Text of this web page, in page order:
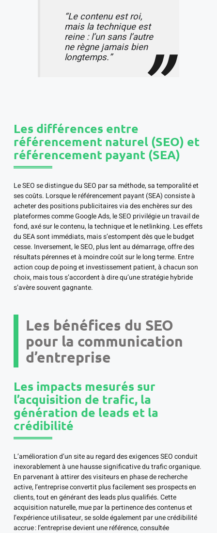
“Le contenu est roi,
mais la technique est
reine : l’un sans l’autre
ne règne jamais bien
longtemps.”
Les différences entre
référencement naturel (SEO) et
référencement payant (SEA)
Le SEO se distingue du SEO par sa méthode, sa temporalité et
ses coûts. Lorsque le référencement payant (SEA) consiste à
acheter des positions publicitaires via des enchères sur des
plateformes comme Google Ads, le SEO privilégie un travail de
fond, axé sur le contenu, la technique et le netlinking. Les effets
du SEA sont immédiats, mais s’estompent dès que le budget
cesse. Inversement, le SEO, plus lent au démarrage, offre des
résultats pérennes et à moindre coût sur le long terme. Entre
action coup de poing et investissement patient, à chacun son
choix, mais tous s’accordent à dire qu’une stratégie hybride
s’avère souvent gagnante.
Les bénéfices du SEO
pour la communication
d’entreprise
Les impacts mesurés sur
l’acquisition de trafic, la
génération de leads et la
crédibilité
L’amélioration d’un site au regard des exigences SEO conduit
inexorablement à une hausse significative du trafic organique.
En parvenant à attirer des visiteurs en phase de recherche
active, l’entreprise convertit plus facilement ses prospects en
clients, tout en générant des leads plus qualifiés. Cette
acquisition naturelle, mue par la pertinence des contenus et
l’expérience utilisateur, se solde également par une crédibilité
accrue : l’entreprise devient une référence, consultée